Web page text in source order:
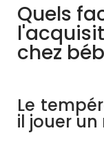
Quels
chez
Le
il jouer un